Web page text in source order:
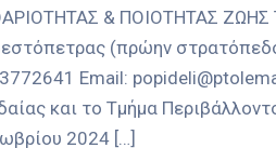
& ΠΟΙΟΤΗΤΑΣ ΖΩΗΣ
(πρώην
Email:
και το Τμήμα
2024 […]